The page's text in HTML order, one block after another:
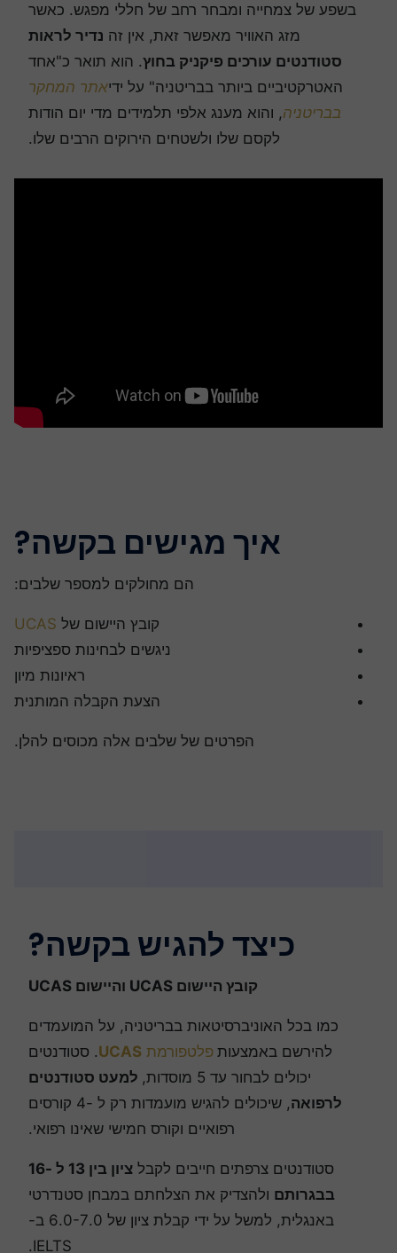
בשפע של צמחייה ומבחר רחב של חללי מפגש. כאשר
מזג האוויר מאפשר זאת, אין זה נדיר לראות
סטודנטים עורכים פיקניק בחוץ. הוא תואר כ"אחד
האטרקטיביים ביותר בבריטניה" על ידיאתר המחקר
בבריטניה, והוא מענג אלפי תלמידים מדי יום הודות
לקסם שלו ולשטחים הירוקים הרבים שלו.
איך מגישים בקשה?
הם מחולקים למספר שלבים:
קובץ היישום שלUCAS
ניגשים לבחינות ספציפיות
ראיונות מיון
הצעת הקבלה המותנית
הפרטים של שלבים אלה מכוסים להלן.
כיצד להגיש בקשה?
קובץ היישום UCAS והיישום UCAS
כמו בכל האוניברסיטאות בבריטניה, על המועמדים
להירשם באמצעות פלטפורמתUCAS. סטודנטים
יכולים לבחור עד 5 מוסדות,
למעט סטודנטים
לרפואה
, שיכולים להגיש מועמדות רק ל -4 קורסים
רפואיים וקורס חמישי שאינו רפואי.
סטודנטים צרפתים חייבים לקבל
ציון בין 13 ל -16
בבגרותםולהצדיק את הצלחתם במבחן סטנדרטי
באנגלית, למשל על ידי קבלת ציון של 6.0-7.0 ב-
IELTS.